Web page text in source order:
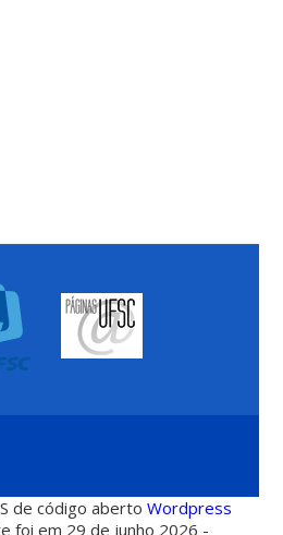
de código abertoWordpress
foi em 29 de junho 2026 -